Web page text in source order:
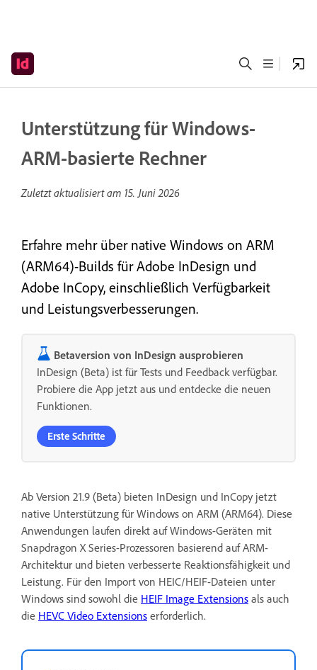
Unterstützung für Windows-
ARM-basierte Rechner
Zuletzt aktualisiert am 15. Juni 2026
Erfahre mehr über native Windows on ARM
(ARM64)-Builds für Adobe InDesign und
Adobe InCopy, einschließlich Verfügbarkeit
und Leistungsverbesserungen.
Betaversion von InDesign ausprobieren
InDesign (Beta) ist für Tests und Feedback verfügbar.
Probiere die App jetzt aus und entdecke die neuen
Funktionen.
Erste Schritte
Ab Version 21.9 (Beta) bieten InDesign und InCopy jetzt
native Unterstützung für Windows on ARM (ARM64). Diese
Anwendungen laufen direkt auf Windows-Geräten mit
Snapdragon X Series-Prozessoren basierend auf ARM-
Architektur und bieten verbesserte Reaktionsfähigkeit und
Leistung. Für den Import von HEIC/HEIF-Dateien unter
Windows sind sowohl die HEIF Image Extensions als auch
die HEVC Video Extensions erforderlich.